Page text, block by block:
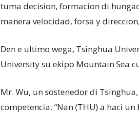
tuma decision, formacion di
manera velocidad, forsa y
Den e ultimo wega, Tsinghua
University su ekipo Mountain Sea
Mr. Wu, un sostenedor di
competencia. “Nan (THU) a haci